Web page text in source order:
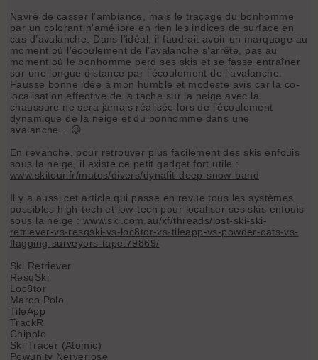
Navré de casser l’ambiance, mais le traçage du bonhomme
par un colorant n’améliore en rien les indices de surface en
cas d’avalanche. Dans l’idéal, il faudrait avoir un marquage au
moment où l’écoulement de l’avalanche s’arrête, pas au
moment où le bonhomme perd ses skis et se fasse entraîner
sur une longue distance par l’écoulement de l’avalanche.
Fausse bonne idée à mon humble et modeste avis car la co-
localisation effective de la tache sur la neige avec la
chaussure ne sera jamais réalisée lors de l’écoulement
dynamique de la neige et du bonhomme dans une
avalanche... 😉
En revanche, pour retrouver plus facilement des skis enfouis
sous la neige, il existe ce petit gadget fort utile :
www.skitour.fr/matos/divers/dynafit-deep-snow-band
Il y a aussi cet article qui passe en revue tous les systèmes
possibles high-tech et low-tech pour localiser ses skis enfouis
sous la neige : www.ski.com.au/xf/threads/lost-ski-ski-
retriever-vs-resqski-vs-loc8tor-vs-tileapp-vs-powder-cats-vs-
flagging-surveyors-tape.79869/
Ski Retriever
ResqSki
Loc8tor
Marco Polo
TileApp
TrackR
Chipolo
Ski Tracer (Atomic)
Powunity Nerverlose